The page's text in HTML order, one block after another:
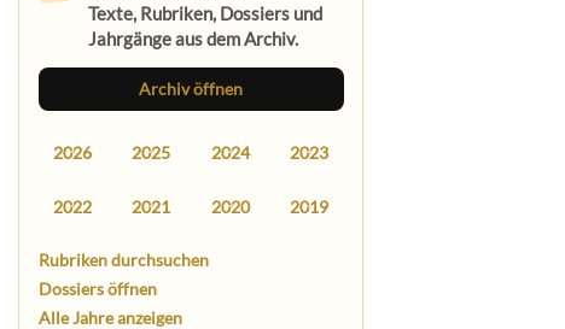
Texte, Rubriken, Dossiers und
Jahrgänge aus dem Archiv.
Archiv öffnen
2026 2025 2024 2023
2022 2021 2020 2019
Rubriken durchsuchen
Dossiers öffnen
Alle Jahre anzeigen